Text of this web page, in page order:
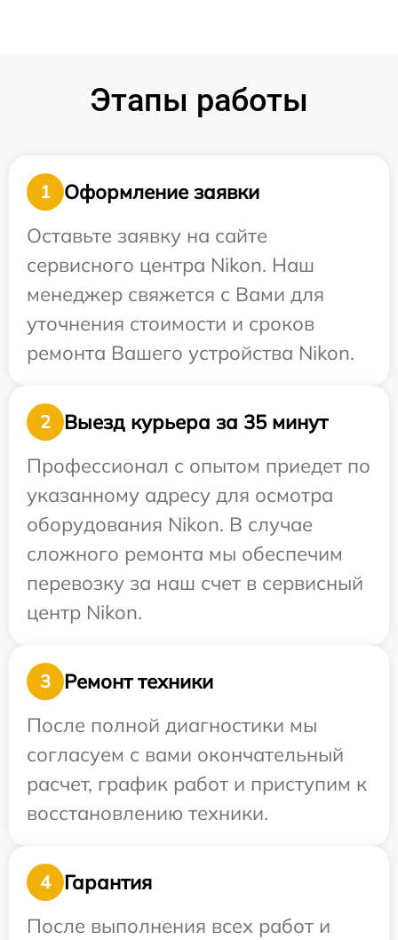
Этапы работы
1
Оформление заявки
Оставьте заявку на сайте
сервисного центра Nikon. Наш
менеджер свяжется с Вами для
уточнения стоимости и сроков
ремонта Вашего устройства Nikon.
2
Выезд курьера за 35 минут
Профессионал с опытом приедет по
указанному адресу для осмотра
оборудования Nikon. В случае
сложного ремонта мы обеспечим
перевозку за наш счет в сервисный
центр Nikon.
3
Ремонт техники
После полной диагностики мы
согласуем с вами окончательный
расчет, график работ и приступим к
восстановлению техники.
4
Гарантия
После выполнения всех работ и